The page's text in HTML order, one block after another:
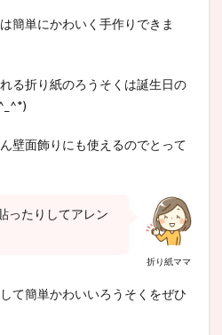
は簡単にかわいく手作りできま
る折り紙のろうそくは誕生日の
壁面飾りにも使えるのでとって
折り紙ママ
ったりしてアレン
て簡単かわいいろうそくをぜひ